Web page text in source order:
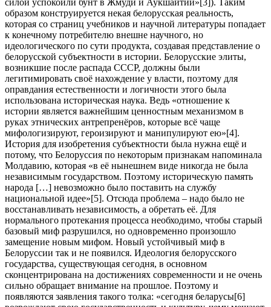
образом конструируется некая белорусская реальность,
которая со страниц учебников и научной литературы попадает
к конечному потребителю внешне научного, но
идеологического по сути продукта, создавая представление о
белорусской субъектности в истории. Белорусские элиты,
возникшие после распада СССР, должны были
легитимировать своё нахождение у власти, поэтому для
оправдания естественности и логичности этого была
использована историческая наука. Ведь «отношение к
истории является важнейшим ценностным механизмом в
руках этнических антрепренёров, которые всё чаще
мифологизируют, героизируют и манипулируют ею»[4].
История для изобретения субъектности была нужна ещё и
потому, что Белоруссия по некоторым признакам напоминала
Молдавию, которая «в её нынешнем виде никогда не была
независимым государством. Поэтому историческую память
народа […] невозможно было поставить на службу
национальной идее»[5]. Отсюда проблема – надо было не
восстанавливать независимость, а обретать её. Для
нормального протекания процесса необходимо, чтобы старый
базовый миф разрушился, но одновременно произошло
замещение новым мифом. Новый устойчивый миф в
Белоруссии так и не появился. Идеология белорусского
государства, существующая сегодня, в основном
сконцентрирована на достижениях современности и не очень
сильно обращает внимание на прошлое. Поэтому и
появляются заявления такого толка: «сегодня беларусы[6]